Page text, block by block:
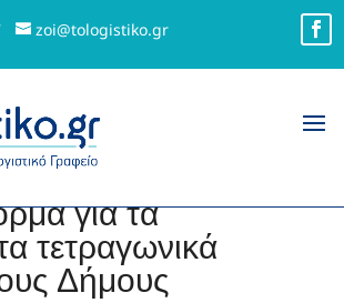
zoi@tologistiko.gr
27
η
για τα
τετραγωνικά
Δήμους